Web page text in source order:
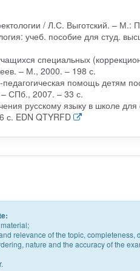
/ Л.С. Выготский. – М.:
учеб. пособие для студ.
специальных
– М., 2000. – 198 с.
помощь детям
СПб., 2007. – 33 с.
русскому языку в школе
с. EDN QTYRFD
relevance of the topic,
nature and the accuracy of the